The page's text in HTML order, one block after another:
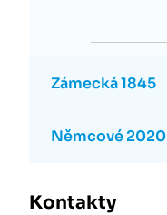
Zámecká 1845
Němcové 2020
Kontakty